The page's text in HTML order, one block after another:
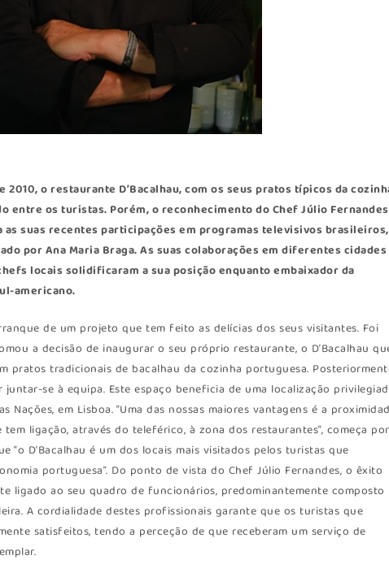
2010, o restaurante D’Bacalhau, com os seus pratos típicos da
entre os turistas. Porém, o reconhecimento do Chef Júlio Fernandes
suas recentes participações em programas televisivos brasileiros,
por Ana Maria Braga. As suas colaborações em diferentes cidades
locais solidificaram a sua posição enquanto embaixador da
americano.
de um projeto que tem feito as delícias dos seus visitantes. Foi
a decisão de inaugurar o seu próprio restaurante, o D’Bacalhau
pratos tradicionais de bacalhau da cozinha portuguesa.
se à equipa. Este espaço beneficia de uma localização
em Lisboa. “Uma das nossas maiores vantagens é a
ligação, através do teleférico, à zona dos restaurantes”, começa por
“o D’Bacalhau é um dos locais mais visitados pelos turistas que
portuguesa”. Do ponto de vista do Chef Júlio Fernandes, o êxito
ligado ao seu quadro de funcionários, predominantemente composto
A cordialidade destes profissionais garante que os turistas que
satisfeitos, tendo a perceção de que receberam um serviço de